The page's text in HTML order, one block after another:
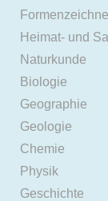
Heimat- und
Naturkunde
Biologie
Geographie
Geologie
Chemie
Physik
Geschichte